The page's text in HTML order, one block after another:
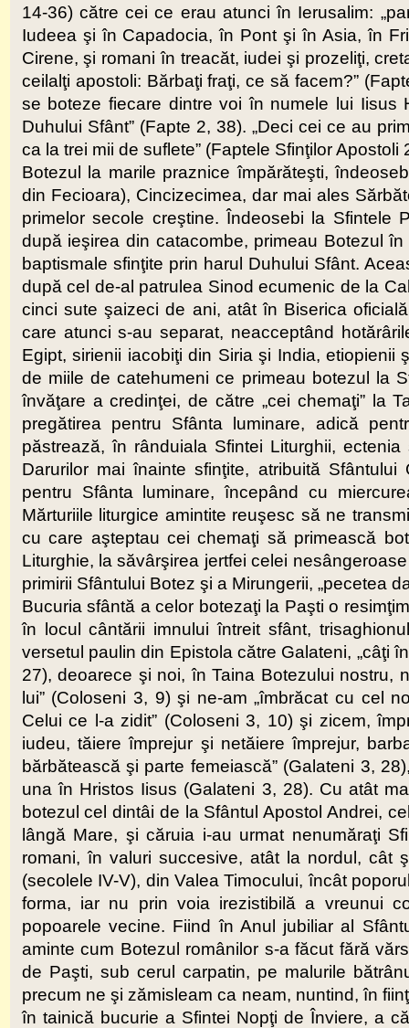
14-36) către cei ce erau atunci în Ierusalim:
Iudeea şi în Capadocia, în Pont şi în Asia, în
Cirene, şi romani în treacăt, iudei şi prozeliţi,
ceilalţi apostoli: Bărbaţi fraţi, ce să facem?”
se boteze fiecare dintre voi în numele lui Iisus
Duhului Sfânt” (Fapte 2, 38). „Deci cei ce au
ca la trei mii de suflete” (Faptele Sfinţilor Apostoli
Botezul la marile praznice împărăteşti,
din Fecioara), Cincizecimea, dar mai ales
primelor secole creştine. Îndeosebi la Sfintele
după ieşirea din catacombe, primeau Botezul
baptismale sfinţite prin harul Duhului Sfânt.
după cel de-al patrulea Sinod ecumenic de la
cinci sute şaizeci de ani, atât în Biserica
care atunci s-au separat, neacceptând
Egipt, sirienii iacobiţi din Siria şi India, etiopienii
de miile de catehumeni ce primeau botezul la
învăţare a credinţei, de către „cei chemaţi” la
pregătirea pentru Sfânta luminare, adică
păstrează, în rânduiala Sfintei Liturghii,
Darurilor mai înainte sfinţite, atribuită
pentru Sfânta luminare, începând cu
Mărturiile liturgice amintite reuşesc să ne
cu care aşteptau cei chemaţi să primească
Liturghie, la săvârşirea jertfei celei
primirii Sfântului Botez şi a Mirungerii, „pecetea
Bucuria sfântă a celor botezaţi la Paşti o
în locul cântării imnului întreit sfânt,
versetul paulin din Epistola către Galateni, „câţi
27), deoarece şi noi, în Taina Botezului nostru,
lui” (Coloseni 3, 9) şi ne-am „îmbrăcat cu cel
Celui ce l-a zidit” (Coloseni 3, 10) şi zicem,
iudeu, tăiere împrejur şi netăiere împrejur,
bărbătească şi parte femeiască” (Galateni 3,
una în Hristos Iisus (Galateni 3, 28). Cu atât
botezul cel dintâi de la Sfântul Apostol Andrei,
lângă Mare, şi căruia i-au urmat nenumăraţi
romani, în valuri succesive, atât la nordul, cât
(secolele IV-V), din Valea Timocului, încât
forma, iar nu prin voia irezistibilă a vreunui
popoarele vecine. Fiind în Anul jubiliar al
aminte cum Botezul românilor s-a făcut fără
de Paşti, sub cerul carpatin, pe malurile
precum ne şi zămisleam ca neam, nuntind, în
în tainică bucurie a Sfintei Nopţi de Înviere, a